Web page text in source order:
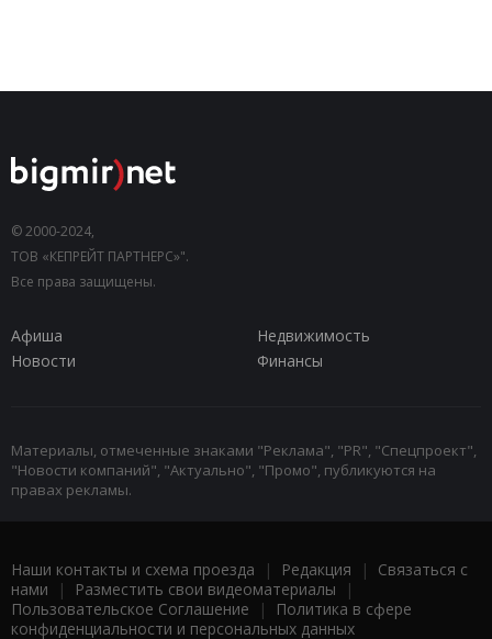
© 2000-2024,
ТОВ «КЕПРЕЙТ ПАРТНЕРС»".
Все права защищены.
Афиша
Недвижимость
Новости
Финансы
Материалы, отмеченные знаками "Реклама", "PR", "Спецпроект",
"Новости компаний", "Актуально", "Промо", публикуются на
правах рекламы.
Наши контакты и схема проезда | Редакция | Связаться с
нами | Разместить свои видеоматериалы |
Пользовательское Соглашение |
Политика в сфере
конфиденциальности и персональных данных